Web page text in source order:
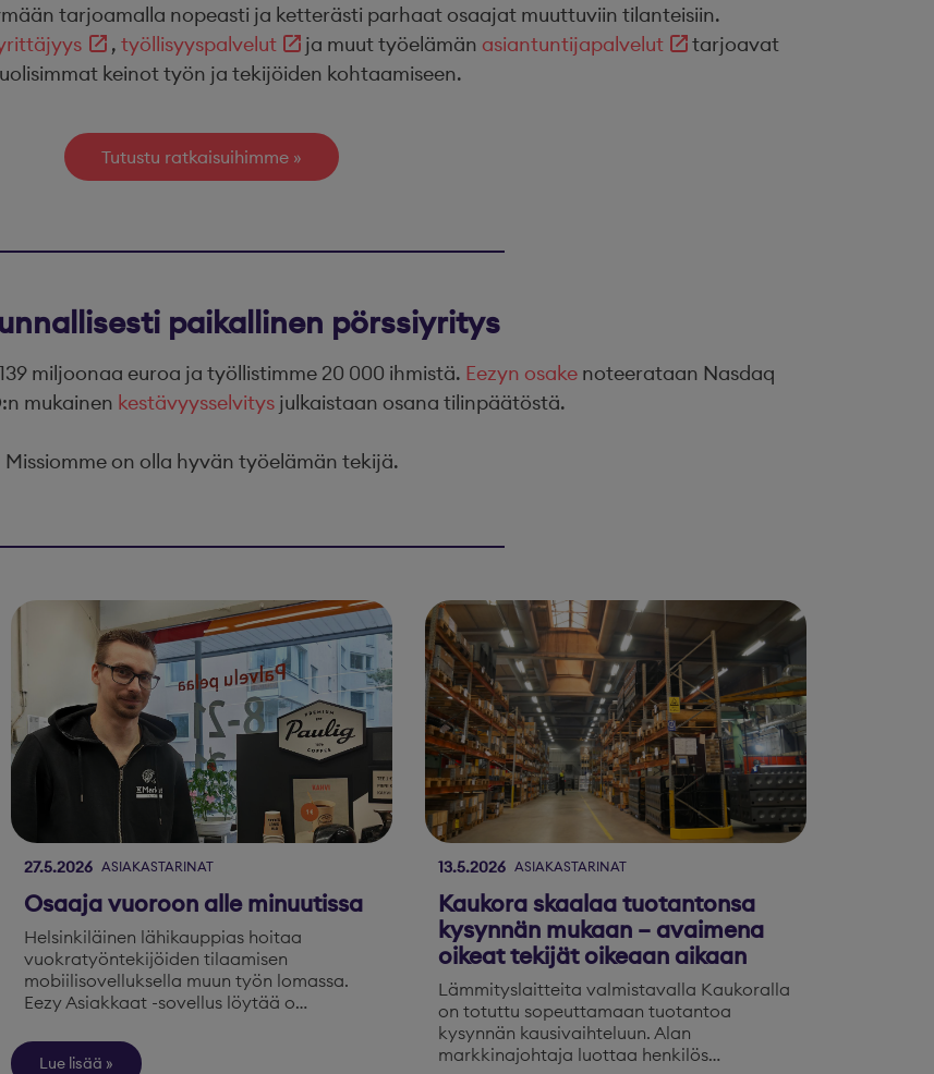
tarjoamalla nopeasti ja ketterästi parhaat osaajat muuttuviin tilanteisiin.
, työllisyyspalvelut ja muut työelämän asiantuntijapalvelut
tarjoavat
keinot työn ja tekijöiden kohtaamiseen.
Tutustu ratkaisuihimme
paikallinen pörssiyritys
miljoonaa euroa ja työllistimme 20 000 ihmistä. Eezyn osake noteerataan Nasdaq
mukainen kestävyysselvitysjulkaistaan osana tilinpäätöstä.
Missiomme on olla hyvän työelämän tekijä.
27.5.2026 ASIAKASTARINAT
Osaaja vuoroon alle minuutissa
Helsinkiläinen lähikauppias hoitaa
vuokratyöntekijöiden tilaamisen
mobiilisovelluksella muun työn lomassa.
Eezy Asiakkaat -sovellus löytää o…
Lue lisää
13.5.2026 ASIAKASTARINAT
Kaukora skaalaa tuotantonsa
kysynnän mukaan – avaimena
oikeat tekijät oikeaan aikaan
Lämmityslaitteita valmistavalla Kaukoralla
on totuttu sopeuttamaan tuotantoa
kysynnän kausivaihteluun. Alan
markkinajohtaja luottaa henkilös…